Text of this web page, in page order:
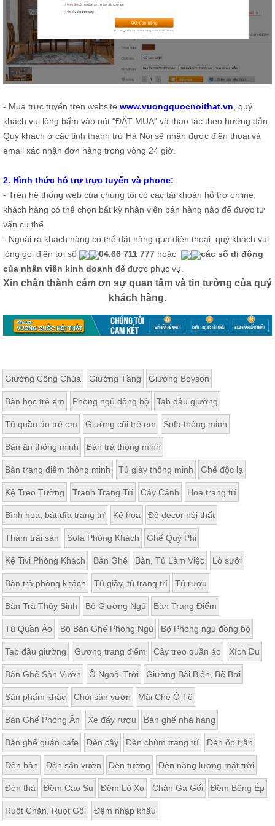
ăn,
bếp
Nội
Thất
Công,
Vườn
Bàn
ghế
ban
đu,
Phụ
Kiện
Trang
Trí
Cây
cảnh
, đồ
Nội
Hàng
Nội
Thất
Hàng
- Mua trực tuyến tren website www.vuongquocnoithat.vn, quý
khách vui lòng bấm vào nút “ĐẶT MUA” và thao tác theo hướng dẫn.
Quý khách ở các tỉnh thành trừ Hà Nội sẽ nhận được điện thoại và
email xác nhận đơn hàng trong vòng 24 giờ.
2. Hình thức hỗ trợ trực tuyến và phone:
- Trên hệ thống web của chúng tôi có các tài khoản hỗ trợ online,
khách hàng có thể chọn bất kỳ nhân viên bán hàng nào để được tư
vấn cụ thể.
- Ngoài ra khách hàng có thể đặt hàng qua điện thoại, quý khách vui
lòng gọi điện tới số
04.66 711 777 hoặc
các số di động
của nhân viên kinh doanh để được phục vụ.
Xin chân thành cám ơn sự quan tâm và tin tưởng của quý
khách hàng.
Giường Công Chúa Giường Tầng Giường Boyson
Bàn học trẻ em Phòng ngủ đồng bộ Tab đầu giường
Tủ quần áo trẻ em Giường cũi trẻ em Sofa thông minh
Bàn ăn thông minh Bàn trà thông minh
Bàn trang điểm thông minh Tủ giày thông minh Ghế độc lạ
Kệ Treo Tường Tranh Trang Trí Cây Cảnh Hoa trang trí
Bình hoa, bát đĩa trang trí Kệ hoa Đồ decor nội thất
Thảm trải sàn Sofa Phòng Khách Ghế Quý Phi
Kệ Tivi Phòng Khách Bàn Ghế Bàn, Tủ Làm Việc Lò sưởi
Bàn trà phòng khách Tủ giầy, tủ trang trí Tủ rượu
Bàn Trà Thủy Sinh Bộ Giường Ngủ Bàn Trang Điểm
Tủ Quần Áo Bộ Bàn Ghế Phòng Ngủ Bộ Phòng ngủ đồng bộ
Tab đầu giường Gương trang điểm Cây treo quần áo Xích Đu
Bàn Ghế Sân Vườn Ô Ngoài Trời Giường Bãi Biển, Bể Bơi
Sản phẩm khác Chòi sân vườn Mái Che Ô Tô
Bàn Ghế Phòng Ăn Xe đẩy rượu Bàn ghế nhà hàng
Bàn ghế quán cafe Đèn cây Đèn chùm trang trí Đèn ốp trần
Đèn bàn Đèn sân vườn Đèn tường Đèn năng lượng mặt trời
Đèn thả Đệm Cao Su Đệm Lò Xo Chăn Ga Gối Đệm Bông Ép
Ruột Chăn, Ruột Gối Đệm nhập khẩu